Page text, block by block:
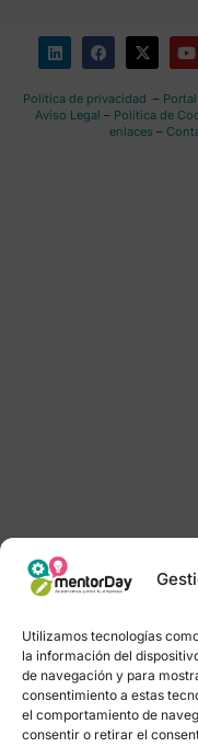
Utilizamos tecnologías
la información del
de navegación y para
consentimiento a estas
el comportamiento de
consentir o retirar el
Política de privacidad –
Aviso Legal – Política de
enlaces –